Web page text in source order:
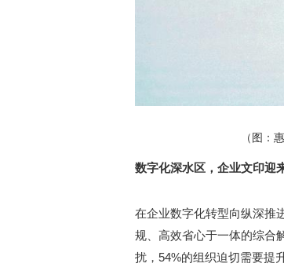
（图：
数字化深水区，企业文印迎
在企业数字化转型向纵深推
规、高效省心于一体的综合
扰，54%的组织迫切需要提